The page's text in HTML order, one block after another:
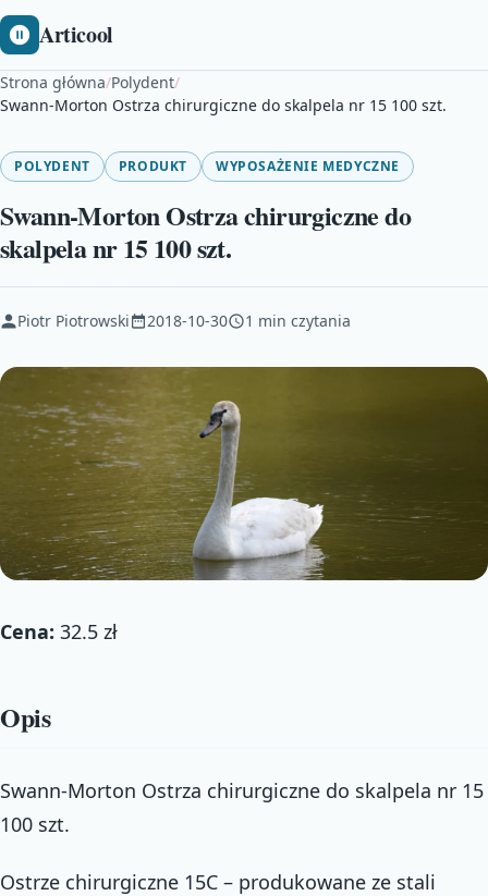
Articool
Strona główna/Polydent/
Swann-Morton Ostrza chirurgiczne do skalpela nr 15 100 szt.
POLYDENT PRODUKT WYPOSAŻENIE MEDYCZNE
Swann-Morton Ostrza chirurgiczne do
skalpela nr 15 100 szt.
Piotr Piotrowski 2018-10-30 1 min czytania
Cena: 32.5 zł
Opis
Swann-Morton Ostrza chirurgiczne do skalpela nr 15
100 szt.
Ostrze chirurgiczne 15C – produkowane ze stali